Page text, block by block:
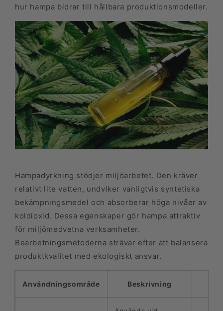
hur hampa bidrar till hållbara produktionsmodeller.
Hampadyrkning stödjer miljöarbetet. Den kräver
relativt lite vatten, undviker vanligtvis syntetiska
bekämpningsmedel och absorberar höga nivåer av
koldioxid. Dessa egenskaper gör hampa attraktiv
för miljömedvetna verksamheter.
Bearbetningsmetoderna strävar efter att balansera
produktkvalitet med ekologiskt ansvar.
Användningsområde Beskrivning